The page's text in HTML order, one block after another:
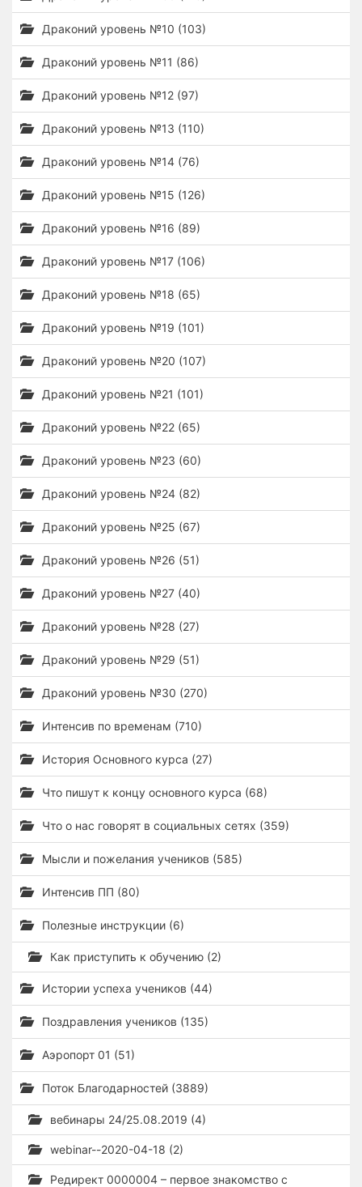
Драконий уровень №10 (103)
Драконий уровень №11 (86)
Драконий уровень №12 (97)
Драконий уровень №13 (110)
Драконий уровень №14 (76)
Драконий уровень №15 (126)
Драконий уровень №16 (89)
Драконий уровень №17 (106)
Драконий уровень №18 (65)
Драконий уровень №19 (101)
Драконий уровень №20 (107)
Драконий уровень №21 (101)
Драконий уровень №22 (65)
Драконий уровень №23 (60)
Драконий уровень №24 (82)
Драконий уровень №25 (67)
Драконий уровень №26 (51)
Драконий уровень №27 (40)
Драконий уровень №28 (27)
Драконий уровень №29 (51)
Драконий уровень №30 (270)
Интенсив по временам (710)
История Основного курса (27)
Что пишут к концу основного курса (68)
Что о нас говорят в социальных сетях (359)
Мысли и пожелания учеников (585)
Интенсив ПП (80)
Полезные инструкции (6)
Как приступить к обучению (2)
Истории успеха учеников (44)
Поздравления учеников (135)
Аэропорт 01 (51)
Поток Благодарностей (3889)
вебинары 24/25.08.2019 (4)
webinar--2020-04-18 (2)
Редирект 0000004 – первое знакомство с